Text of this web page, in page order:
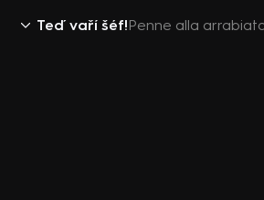
Teď vaří šéf!Penne alla